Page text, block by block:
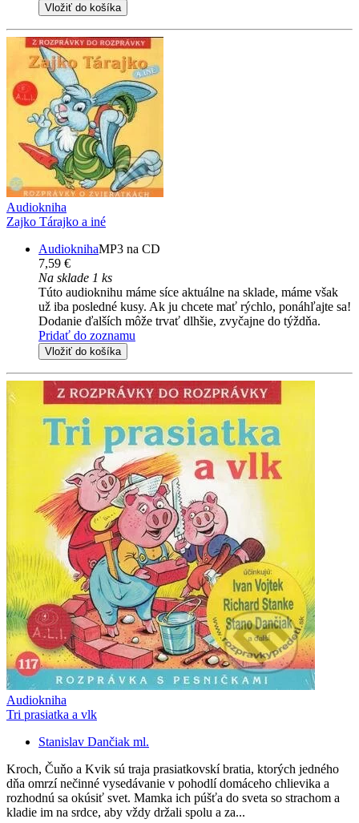
Vložiť do košíka
Audiokniha
Zajko Tárajko a iné
AudioknihaMP3 na CD
7,59 €
Na sklade 1 ks
Túto audioknihu máme síce aktuálne na sklade, máme však
už iba posledné kusy. Ak ju chcete mať rýchlo, ponáhľajte sa!
Dodanie ďalších môže trvať dlhšie, zvyčajne do týždňa.
Pridať do zoznamu
Vložiť do košíka
Audiokniha
Tri prasiatka a vlk
Stanislav Dančiak ml.
Kroch, Čuňo a Kvik sú traja prasiatkovskí bratia, ktorých jedného
dňa omrzí nečinné vysedávanie v pohodlí domáceho chlievika a
rozhodnú sa okúsiť svet. Mamka ich púšťa do sveta so strachom a
kladie im na srdce, aby vždy držali spolu a za...